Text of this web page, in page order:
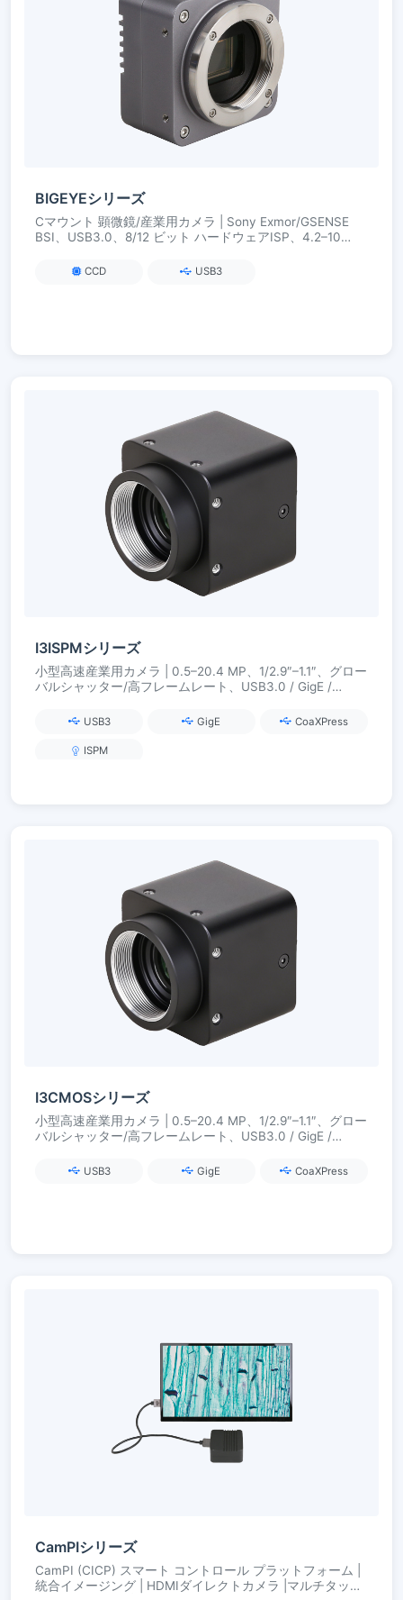
BIGEYEシリーズ
Cマウント 顕微鏡/産業用カメラ | Sony Exmor/GSENSE
BSI、USB3.0、8/12 ビット ハードウェアISP、4.2–10
CCD USB3
I3ISPMシリーズ
小型高速産業用カメラ | 0.5–20.4 MP、1/2.9″–1.1″、グロー
バルシャッター/高フレームレート、USB3.0 / GigE /
USB3 GigE CoaXPress
ISPM
I3CMOSシリーズ
小型高速産業用カメラ | 0.5–20.4 MP、1/2.9″–1.1″、グロー
バルシャッター/高フレームレート、USB3.0 / GigE /
USB3 GigE CoaXPress
CamPIシリーズ
CamPI (CICP) スマート コントロール プラットフォーム |
統合イメージング | HDMIダイレクトカメラ |マルチタッチ